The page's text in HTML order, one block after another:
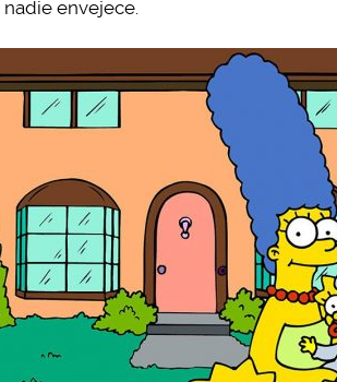
envejece.